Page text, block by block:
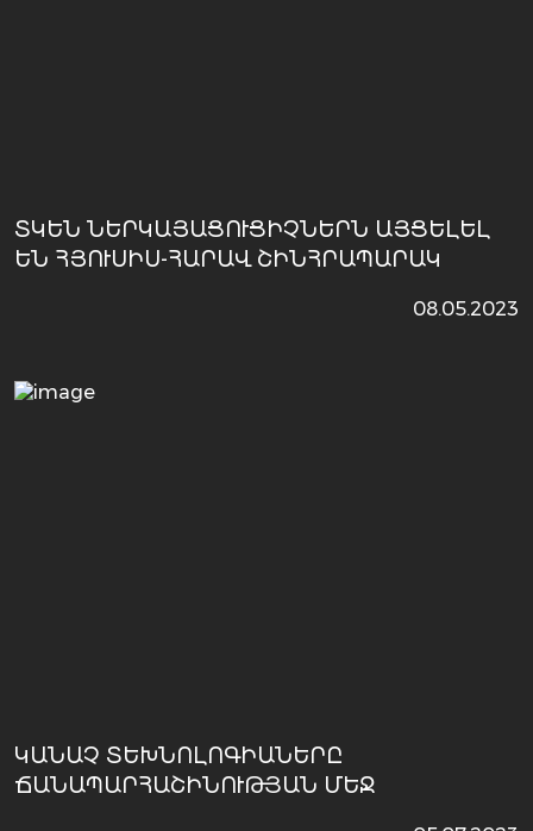
ՏԿԵՆ ՆԵՐԿԱՅԱՑՈՒՑԻՉՆԵՐՆ ԱՅՑԵԼԵԼ
ԵՆ ՀՅՈՒՍԻՍ-ՀԱՐԱՎ ՇԻՆՀՐԱՊԱՐԱԿ
08.05.2023
ԿԱՆԱՉ ՏԵԽՆՈԼՈԳԻԱՆԵՐԸ
ՃԱՆԱՊԱՐՀԱՇԻՆՈՒԹՅԱՆ ՄԵՋ